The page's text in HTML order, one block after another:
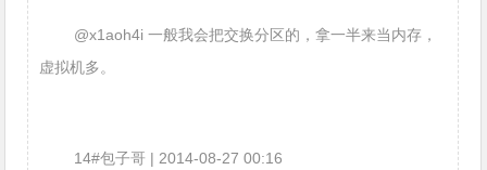
@x1aoh4i 一般我会把交换分区的，拿一半来当内存，
虚拟机多。
14#包子哥 | 2014-08-27 00:16